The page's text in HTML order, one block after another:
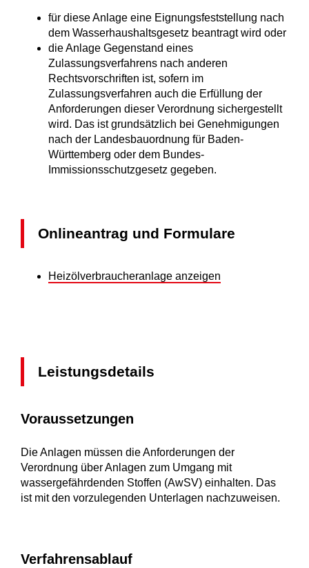
für diese Anlage eine Eignungsfeststellung nach
dem Wasserhaushaltsgesetz beantragt wird oder
die Anlage Gegenstand eines
Zulassungsverfahrens nach anderen
Rechtsvorschriften ist, sofern im
Zulassungsverfahren auch die Erfüllung der
Anforderungen dieser Verordnung sichergestellt
wird. Das ist grundsätzlich bei Genehmigungen
nach der Landesbauordnung für Baden-
Württemberg oder dem Bundes-
Immissionsschutzgesetz gegeben.
Onlineantrag und Formulare
Heizölverbraucheranlage anzeigen
Leistungsdetails
Voraussetzungen
Die Anlagen müssen die Anforderungen der
Verordnung über Anlagen zum Umgang mit
wassergefährdenden Stoffen (AwSV) einhalten. Das
ist mit den vorzulegenden Unterlagen nachzuweisen.
Verfahrensablauf